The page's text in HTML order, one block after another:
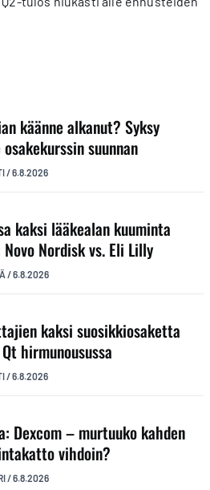
käänne alkanut? Syksy
suunnan
/6.8.2026
kaksi lääkealan kuuminta
Nordisk vs. Eli Lilly
/6.8.2026
kaksi suosikkiosaketta
hirmunousussa
/6.8.2026
Dexcom – murtuuko kahden
vihdoin?
/6.8.2026